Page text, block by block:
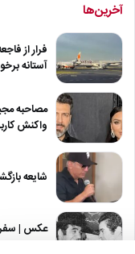
آخرین‌ها
فرار از
آستانه
مصاحبه
واکنش
شایعه
عکس | سفر